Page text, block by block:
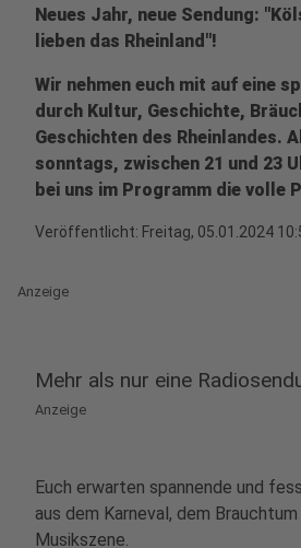
Neues Jahr, neue Sendung:
lieben das Rheinland"!
Wir nehmen euch mit auf eine
durch Kultur, Geschichte,
Geschichten des Rheinlandes.
sonntags, zwischen 21 und 23
bei uns im Programm die volle
Veröffentlicht: Freitag, 05.01.2024
Anzeige
Mehr als nur eine
Anzeige
Euch erwarten spannende und
aus dem Karneval, dem
Musikszene.